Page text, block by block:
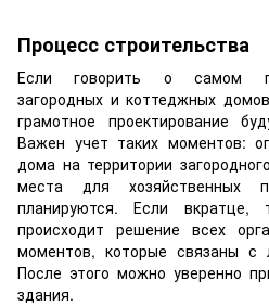
Процесс строительства
Если говорить о самом
загородных и коттеджных
грамотное проектирование
Важен учет таких моментов:
дома на территории
места для хозяйственных
планируются. Если
происходит решение всех
моментов, которые связаны с
После этого можно уверенно
здания.